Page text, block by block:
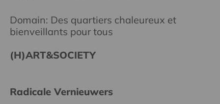
Domain: Des quartiers chaleureux et
bienveillants pour tous
(H)ART&SOCIETY
Radicale Vernieuwers